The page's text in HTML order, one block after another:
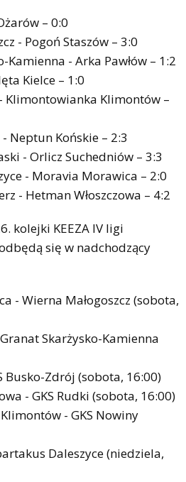
– 0:0
- Pogoń Staszów – 3:0
Kamienna - Arka Pawłów – 1:2
Kielce – 1:0
Klimontowianka Klimontów –
Neptun Końskie – 2:3
- Orlicz Suchedniów – 3:3
- Moravia Morawica – 2:0
- Hetman Włoszczowa – 4:2
kolejki KEEZA IV ligi
się w nadchodzący
- Wierna Małogoszcz (sobota,
Skarżysko-Kamienna
Busko-Zdrój (sobota, 16:00)
- GKS Rudki (sobota, 16:00)
- GKS Nowiny
Daleszyce (niedziela,